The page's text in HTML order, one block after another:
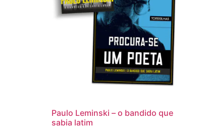
Paulo Leminski – o bandido que
sabia latim